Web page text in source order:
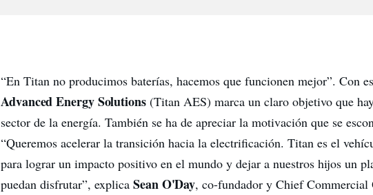
“En Titan no producimos baterías, hacemos que funcionen mejor”. Con
Advanced Energy Solutions(Titan AES) marca un claro objetivo que
sector de la energía. También se ha de apreciar la motivación que se
“Queremos acelerar la transición hacia la electrificación. Titan es el
para lograr un impacto positivo en el mundo y dejar a nuestros hijos un
puedan disfrutar”, explicaSean O'Day, co-fundador y Chief Commercial